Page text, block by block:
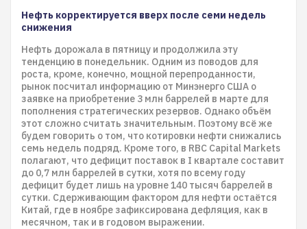
Нефть корректируется вверх после семи недель
снижения
Нефть дорожала в пятницу и продолжила эту
тенденцию в понедельник. Одним из поводов для
роста, кроме, конечно, мощной перепроданности,
рынок посчитал информацию от Минэнерго США о
заявке на приобретение 3 млн баррелей в марте для
пополнения стратегических резервов. Однако объём
этот сложно считать значительным. Поэтому всё же
будем говорить о том, что котировки нефти снижались
семь недель подряд. Кроме того, в RBC Capital Markets
полагают, что дефицит поставок в I квартале составит
до 0,7 млн баррелей в сутки, хотя по всему году
дефицит будет лишь на уровне 140 тысяч баррелей в
сутки. Сдерживающим фактором для нефти остаётся
Китай, где в ноябре зафиксирована дефляция, как в
месячном, так и в годовом выражении.